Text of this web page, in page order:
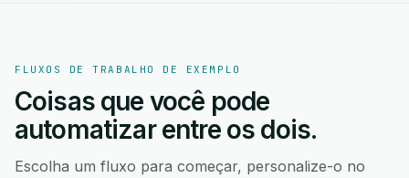
FLUXOS DE TRABALHO DE EXEMPLO
Coisas que você pode
automatizar entre os dois.
Escolha um fluxo para começar, personalize-o no